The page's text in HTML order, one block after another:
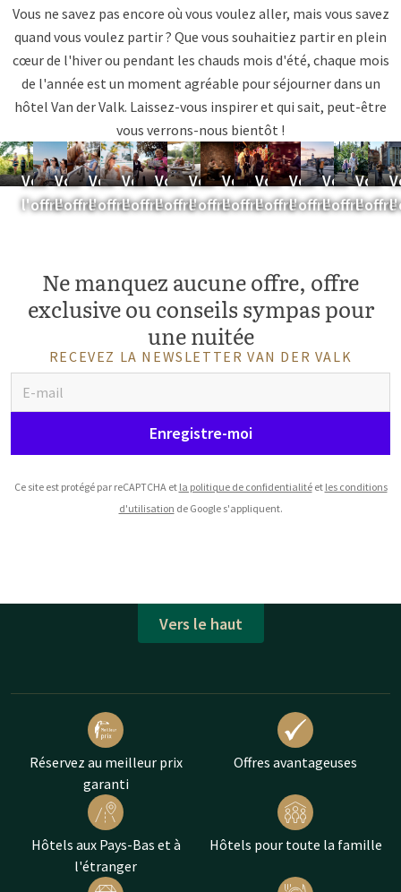
Vous ne savez pas encore où vous voulez aller, mais vous savez
quand vous voulez partir ? Que vous souhaitiez partir en plein
cœur de l'hiver ou pendant les chauds mois d'été, chaque mois
de l'année est un moment agréable pour séjourner dans un
hôtel Van der Valk. Laissez-vous inspirer et qui sait, peut-être
vous verrons-nous bientôt !
Mai
Voir
l'offre
Juin
Voir
l'offre
Juillet
Voir
l'offre
Août
Voir
l'offre
Septembre
Voir
l'offre
Octobre
Voir
l'offre
Novembre
Voir
l'offre
Décembre
Voir
l'offre
Janvier
Voir
l'offre
Février
Voir
l'offre
Voir
l'offre
Ne manquez aucune offre, offre
exclusive ou conseils sympas pour
une nuitée
RECEVEZ LA NEWSLETTER VAN DER VALK
Enregistre-moi
Ce site est protégé par reCAPTCHA et la politique de confidentialitéet les conditions
d'utilisation de Google s'appliquent.
Vers le haut
Réservez au meilleur prix
garanti
Offres avantageuses
Hôtels aux Pays-Bas et à
l'étranger
Hôtels pour toute la famille